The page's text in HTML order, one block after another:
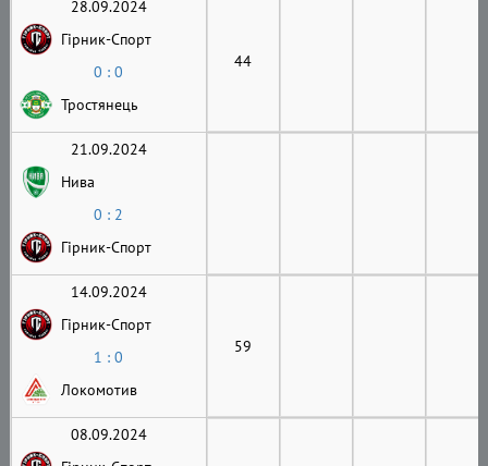
28.09.2024
Гірник-Cпорт
0 : 0
Тростянець
44
21.09.2024
Нива
0 : 2
Гірник-Cпорт
14.09.2024
Гірник-Cпорт
1 : 0
Локомотив
59
08.09.2024